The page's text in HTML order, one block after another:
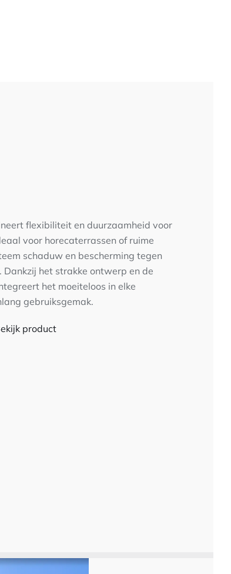
flexibiliteit en duurzaamheid voor
voor horecaterrassen of ruime
schaduw en bescherming tegen
het strakke ontwerp en de
het moeiteloos in elke
gebruiksgemak.
product